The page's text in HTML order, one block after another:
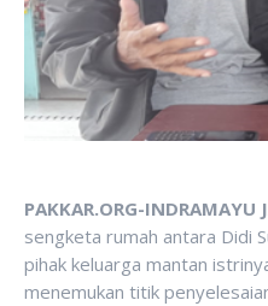
PAKKAR.ORG-INDRAMAYU
sengketa rumah antara Didi
pihak keluarga mantan
menemukan titik